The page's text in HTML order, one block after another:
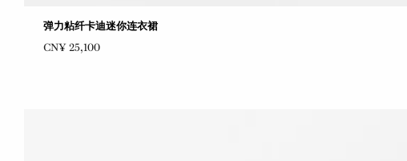
弹力粘纤卡迪迷你连衣裙
CN¥ 25,100